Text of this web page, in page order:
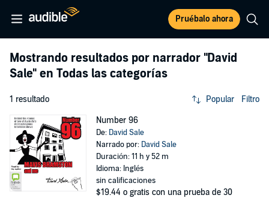
Pruébalo ahora
Mostrando resultados por narrador "David
Sale" en Todas las categorías
1 resultado Popular Filtro
Number 96
De: David Sale
Narrado por: David Sale
Duración: 11 h y 52 m
Idioma: Inglés
sin calificaciones
$19.44 o gratis con una prueba de 30